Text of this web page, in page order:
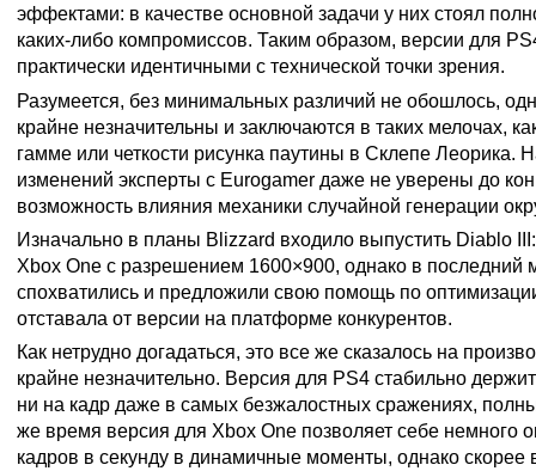
эффектами: в качестве основной задачи у них стоял
каких-либо компромиссов. Таким образом, версии для
практически идентичными с технической точки зрения.
Разумеется, без минимальных различий не обошлось,
крайне незначительны и заключаются в таких мелочах,
гамме или четкости рисунка паутины в Склепе Леорика.
изменений эксперты с Eurogamer даже не уверены до
возможность влияния механики случайной генерации
Изначально в планы Blizzard входило выпустить Diablo
Xbox One с разрешением 1600×900, однако в последний
спохватились и предложили свою помощь по
отставала от версии на платформе конкурентов.
Как нетрудно догадаться, это все же сказалось на
крайне незначительно. Версия для PS4 стабильно
ни на кадр даже в самых безжалостных сражениях,
же время версия для Xbox One позволяет себе немного
кадров в секунду в динамичные моменты, однако скорее